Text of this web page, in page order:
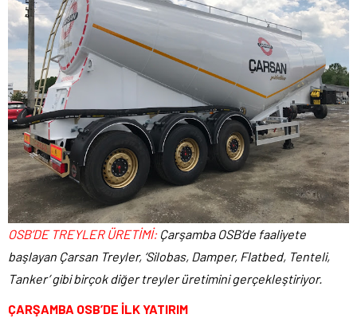
OSB’DE TREYLER ÜRETİMİ:Çarşamba OSB’de faaliyete
başlayan Çarsan Treyler, ‘Silobas, Damper, Flatbed, Tenteli,
Tanker’ gibi birçok diğer treyler üretimini gerçekleştiriyor.
ÇARŞAMBA OSB’DE İLK YATIRIM